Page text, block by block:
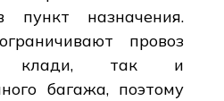
пункт назначения.
провоз
клади, так и
багажа, поэтому